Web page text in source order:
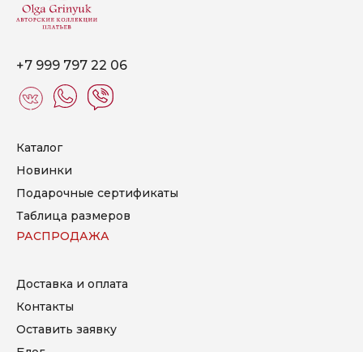
Каталог
Новинки
Подарочные сертификаты
Таблица размеров
Доставка и оплата
Контакты
Оставить заявку
РАСПРОДАЖА
+7 999 797 22 06